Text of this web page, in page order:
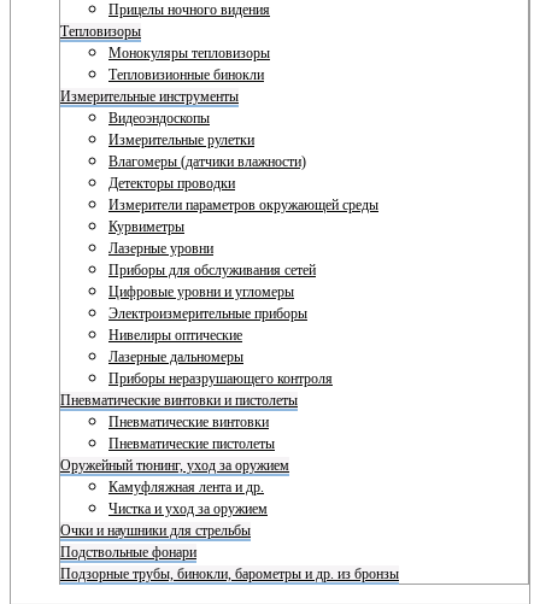
Прицелы ночного видения
Тепловизоры
Монокуляры тепловизоры
Тепловизионные бинокли
Измерительные инструменты
Видеоэндоскопы
Измерительные рулетки
Влагомеры (датчики влажности)
Детекторы проводки
Измерители параметров окружающей среды
Курвиметры
Лазерные уровни
Приборы для обслуживания сетей
Цифровые уровни и угломеры
Электроизмерительные приборы
Нивелиры оптические
Лазерные дальномеры
Приборы неразрушающего контроля
Пневматические винтовки и пистолеты
Пневматические винтовки
Пневматические пистолеты
Оружейный тюнинг, уход за оружием
Камуфляжная лента и др.
Чистка и уход за оружием
Очки и наушники для стрельбы
Подствольные фонари
Подзорные трубы, бинокли, барометры и др. из бронзы